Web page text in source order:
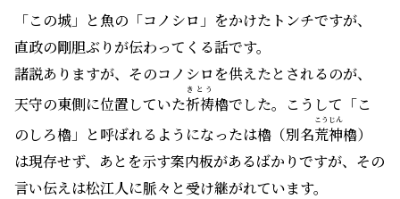
「この城」と魚の「コノシロ」をかけたトンチですが、
直政の剛胆ぶりが伝わってくる話です。
諸説ありますが、そのコノシロを供えたとされるのが、
天守の東側に位置していた祈祷
きとう
櫓でした。こうして「こ
のしろ櫓」と呼ばれるようになったは櫓（別名荒神
こうじん
櫓）
は現存せず、あとを示す案内板があるばかりですが、その
言い伝えは松江人に脈々と受け継がれています。